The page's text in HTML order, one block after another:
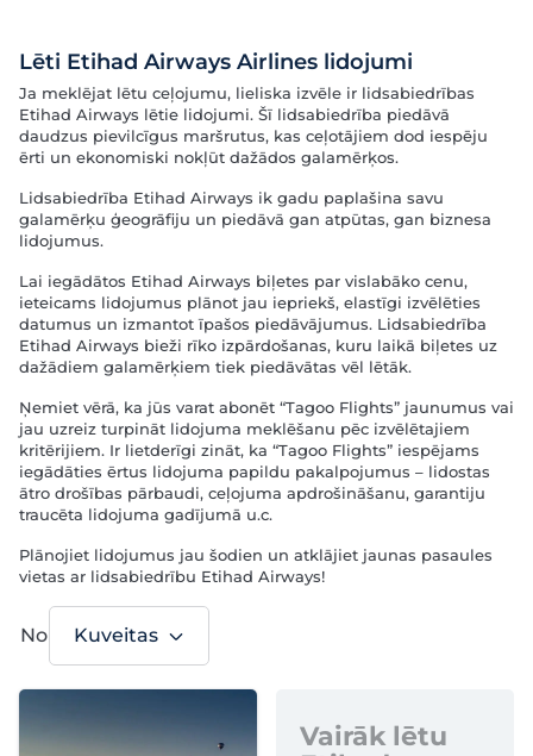
Lēti Etihad Airways Airlines lidojumi
Ja meklējat lētu ceļojumu, lieliska izvēle ir lidsabiedrības
Etihad Airways lētie lidojumi. Šī lidsabiedrība piedāvā
daudzus pievilcīgus maršrutus, kas ceļotājiem dod iespēju
ērti un ekonomiski nokļūt dažādos galamērķos.
Lidsabiedrība Etihad Airways ik gadu paplašina savu
galamērķu ģeogrāfiju un piedāvā gan atpūtas, gan biznesa
lidojumus.
Lai iegādātos Etihad Airways biļetes par vislabāko cenu,
ieteicams lidojumus plānot jau iepriekš, elastīgi izvēlēties
datumus un izmantot īpašos piedāvājumus. Lidsabiedrība
Etihad Airways bieži rīko izpārdošanas, kuru laikā biļetes uz
dažādiem galamērķiem tiek piedāvātas vēl lētāk.
Ņemiet vērā, ka jūs varat abonēt “Tagoo Flights” jaunumus vai
jau uzreiz turpināt lidojuma meklēšanu pēc izvēlētajiem
kritērijiem. Ir lietderīgi zināt, ka “Tagoo Flights” iespējams
iegādāties ērtus lidojuma papildu pakalpojumus – lidostas
ātro drošības pārbaudi, ceļojuma apdrošināšanu, garantiju
traucēta lidojuma gadījumā u.c.
Plānojiet lidojumus jau šodien un atklājiet jaunas pasaules
vietas ar lidsabiedrību Etihad Airways!
No Kuveitas
Vairāk lētu